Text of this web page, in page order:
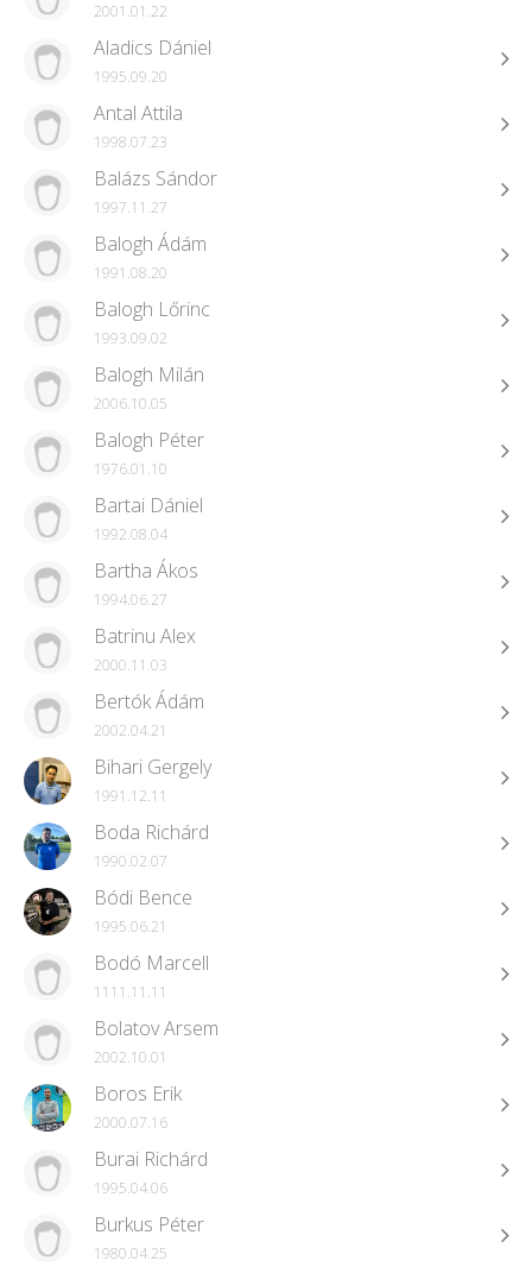
2001.01.22
Aladics Dániel
1995.09.20
Antal Attila
1998.07.23
Balázs Sándor
1997.11.27
Balogh Ádám
1991.08.20
Balogh Lőrinc
1993.09.02
Balogh Milán
2006.10.05
Balogh Péter
1976.01.10
Bartai Dániel
1992.08.04
Bartha Ákos
1994.06.27
Batrinu Alex
2000.11.03
Bertók Ádám
2002.04.21
Bihari Gergely
1991.12.11
Boda Richárd
1990.02.07
Bódi Bence
1995.06.21
Bodó Marcell
1111.11.11
Bolatov Arsem
2002.10.01
Boros Erik
2000.07.16
Burai Richárd
1995.04.06
Burkus Péter
1980.04.25